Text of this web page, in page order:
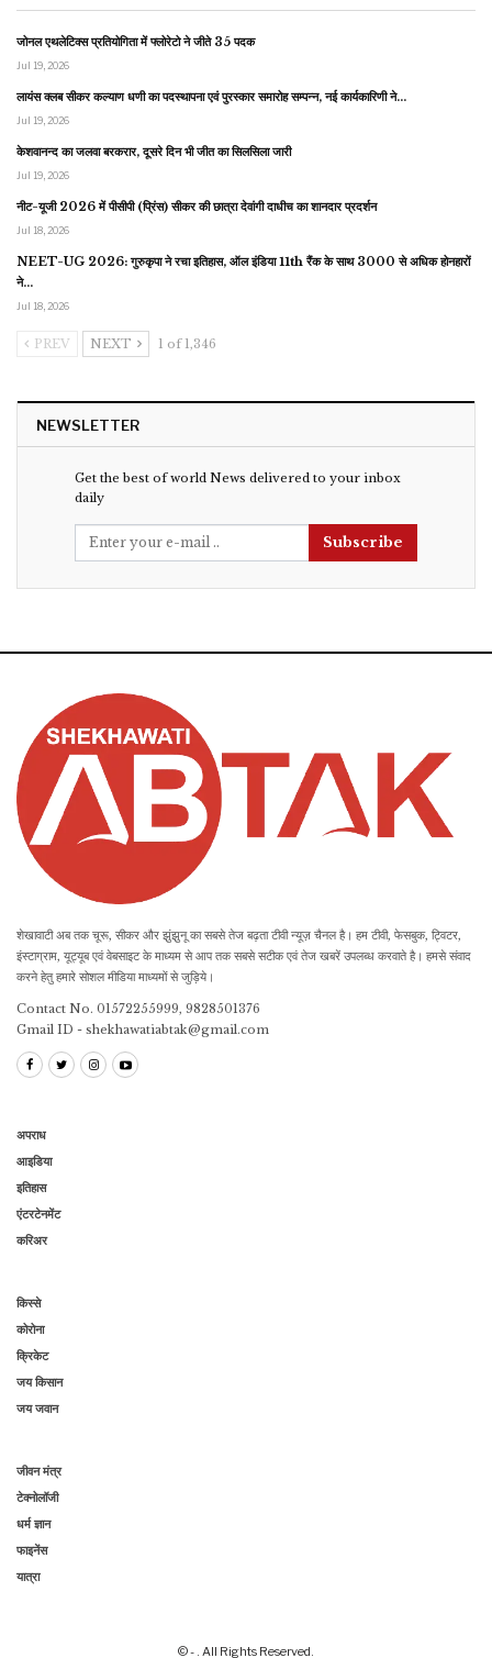
जोनल एथलेटिक्स प्रतियोगिता में फ्लोरेटो ने जीते 35 पदक
Jul 19, 2026
लायंस क्लब सीकर कल्याण धणी का पदस्थापना एवं पुरस्कार समारोह सम्पन्न, नई कार्यकारिणी ने…
Jul 19, 2026
केशवानन्द का जलवा बरकरार, दूसरे दिन भी जीत का सिलसिला जारी
Jul 19, 2026
नीट-यूजी 2026 में पीसीपी (प्रिंस) सीकर की छात्रा देवांगी दाधीच का शानदार प्रदर्शन
Jul 18, 2026
NEET-UG 2026: गुरुकृपा ने रचा इतिहास, ऑल इंडिया 11th रैंक के साथ 3000 से अधिक होनहारों
ने…
Jul 18, 2026
PREV NEXT 1 of 1,346
NEWSLETTER
Get the best of world News delivered to your inbox
daily
Subscribe
शेखावाटी अब तक चूरू, सीकर और झुंझुनू का सबसे तेज बढ़ता टीवी न्यूज़ चैनल है। हम टीवी, फेसबुक, ट्विटर,
इंस्टाग्राम, यूट्यूब एवं वेबसाइट के माध्यम से आप तक सबसे सटीक एवं तेज खबरें उपलब्ध करवाते है। हमसे संवाद
करने हेतु हमारे सोशल मीडिया माध्यमों से जुड़िये।
Contact No. 01572255999, 9828501376
Gmail ID - shekhawatiabtak@gmail.com
अपराध
आइडिया
इतिहास
एंटरटेनमेंट
करिअर
किस्से
कोरोना
क्रिकेट
जय किसान
जय जवान
जीवन मंत्र
टेक्नोलॉजी
धर्म ज्ञान
फाइनेंस
यात्रा
© - . All Rights Reserved.